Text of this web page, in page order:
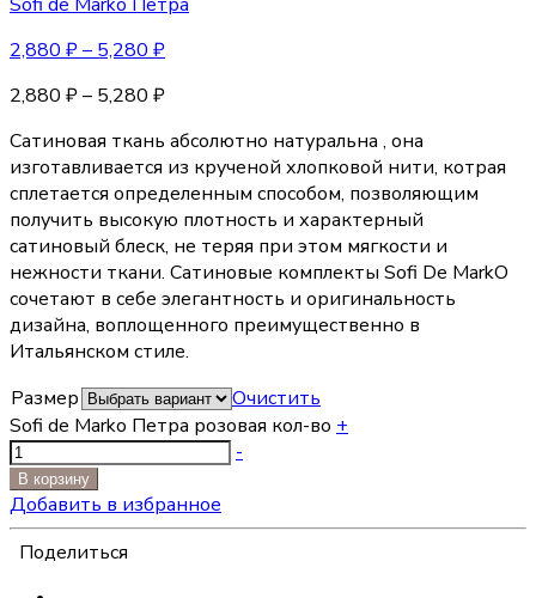
2,880 ₽– 5,280 ₽
2,880 ₽– 5,280 ₽
Сатиновая ткань абсолютно натуральна , она
изготавливается из крученой хлопковой нити, котрая
сплетается определенным способом, позволяющим
получить высокую плотность и характерный
сатиновый блеск, не теряя при этом мягкости и
нежности ткани. Сатиновые комплекты Sofi De MarkO
сочетают в себе элегантность и оригинальность
дизайна, воплощенного преимущественно в
Итальянском стиле.
Размер
Очистить
Sofi de Marko Петра розовая кол-во +
-
В корзину
Добавить в избранное
Поделиться